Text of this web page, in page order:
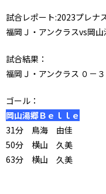
試合レポート:2023プレナ
福岡Ｊ・アンクラスvs岡山
試合結果：
福岡Ｊ・アンクラス ０－
ゴール：
岡山湯郷Ｂｅｌｌｅ
31分 鳥海 由佳
50分 横山 久美
63分 横山 久美